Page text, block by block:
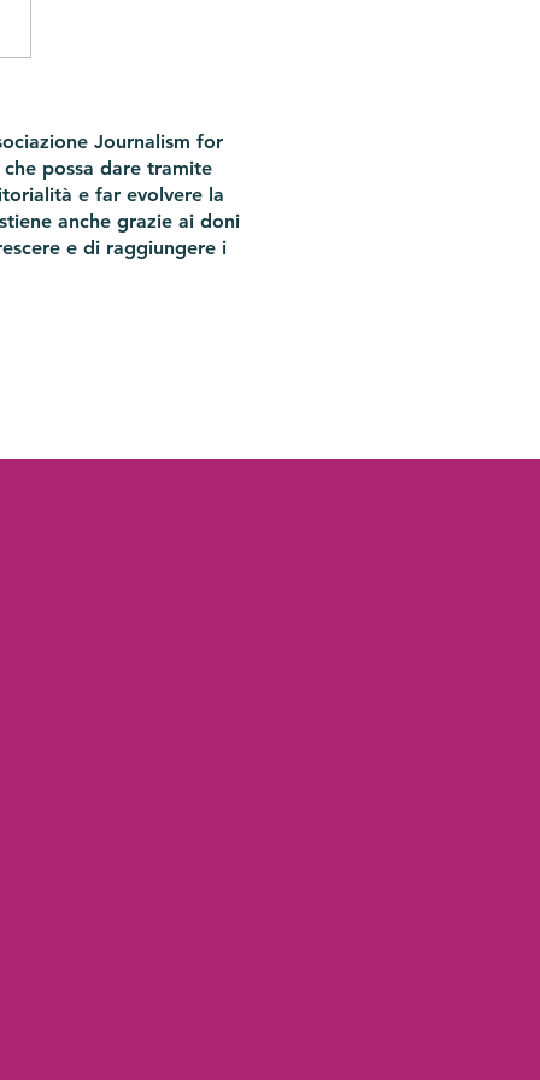
assistita può
un aiuto, non la
Journalism for
possa dare tramite
e far evolvere la
anche grazie ai doni
e di raggiungere i